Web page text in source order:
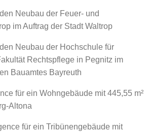
Neubau der Feuer- und
im Auftrag der Stadt Waltrop
Neubau der Hochschule für
Rechtspflege in Pegnitz im
Bauamtes Bayreuth
für ein Wohngebäude mit 445,55 m²
Altona
für ein Tribünengebäude mit